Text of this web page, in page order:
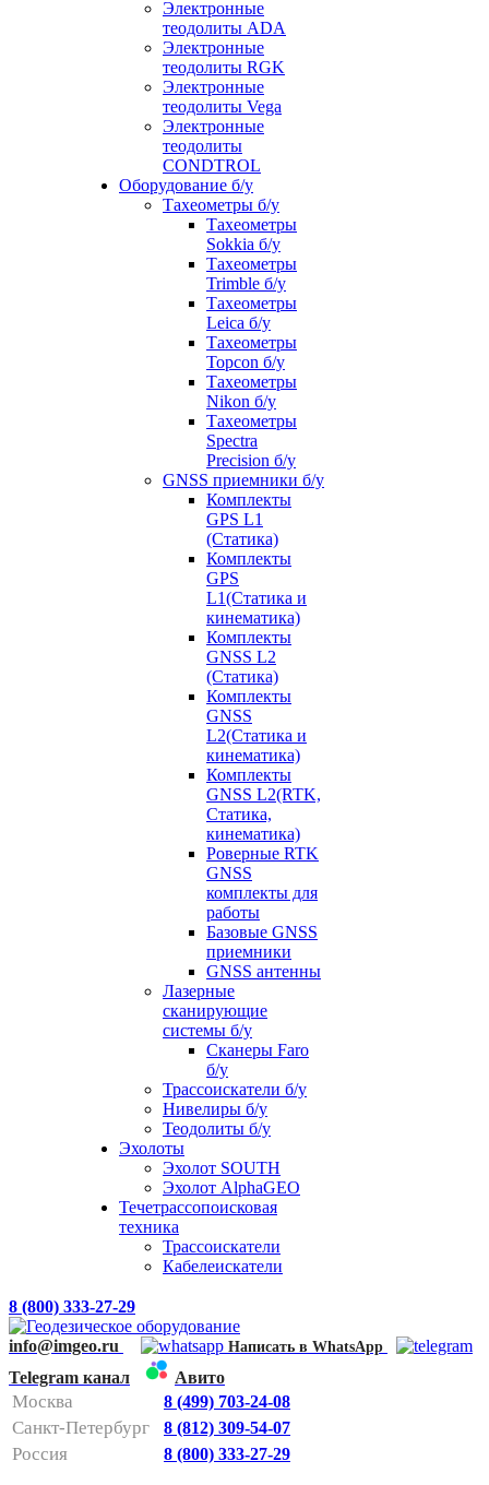
Электронные
теодолиты ADA
Электронные
теодолиты RGK
Электронные
теодолиты Vega
Электронные
теодолиты
CONDTROL
Оборудование б/у
Тахеометры б/у
Тахеометры
Sokkia б/у
Тахеометры
Trimble б/у
Тахеометры
Leica б/у
Тахеометры
Topcon б/у
Тахеометры
Nikon б/у
Тахеометры
Spectra
Precision б/у
GNSS приемники б/у
Комплекты
GPS L1
(Статика)
Комплекты
GPS
L1(Статика и
кинематика)
Комплекты
GNSS L2
(Статика)
Комплекты
GNSS
L2(Статика и
кинематика)
Комплекты
GNSS L2(RTK,
Статика,
кинематика)
Роверные RTK
GNSS
комплекты для
работы
Базовые GNSS
приемники
GNSS антенны
Лазерные
сканирующие
системы б/у
Сканеры Faro
б/у
Трассоискатели б/у
Нивелиры б/у
Теодолиты б/у
Эхолоты
Эхолот SOUTH
Эхолот AlphaGEO
Течетрассопоисковая
техника
Трассоискатели
Кабелеискатели
8 (800) 333-27-29
info@imgeo.ru Написать в WhatsApp
Telegram канал Авито
Москва 8 (499) 703-24-08
Санкт-Петербург 8 (812) 309-54-07
Россия 8 (800) 333-27-29